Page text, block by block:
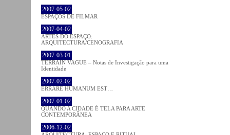
2007-05-02
ESPAÇOS DE FILMAR
2007-04-02
ARTES DO ESPAÇO:
ARQUITECTURA/CENOGRAFIA
2007-03-01
TERRAIN VAGUE – Notas de Investigação para uma
Identidade
2007-02-02
ERRARE HUMANUM EST…
2007-01-02
QUANDO A CIDADE É TELA PARA ARTE
CONTEMPORÂNEA
2006-12-02